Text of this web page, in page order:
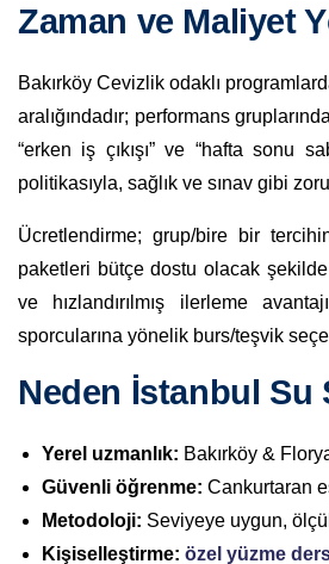
Zaman ve Maliyet
Bakırköy Cevizlik odaklı
aralığındadır; performans
“erken iş çıkışı” ve “hafta sonu
politikasıyla, sağlık ve sınav gibi
Ücretlendirme; grup/bire bir
paketleri bütçe dostu olacak şekilde
ve hızlandırılmış ilerleme
sporcularına yönelik burs/teşvik
Neden İstanbul Su
Yerel uzmanlık: Bakırköy &
Güvenli öğrenme: Cankurtaran
Metodoloji: Seviyeye uygun,
Kişiselleştirme: özel yüzme